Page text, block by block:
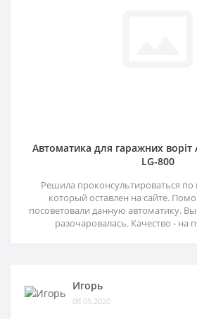
Автоматика для гаражних воріт
LG-800
Решила проконсультироваться
который оставлен на сайте.
посоветовали данную автоматику.
разочаровалась. Качество - на
Игорь
08.05.2020